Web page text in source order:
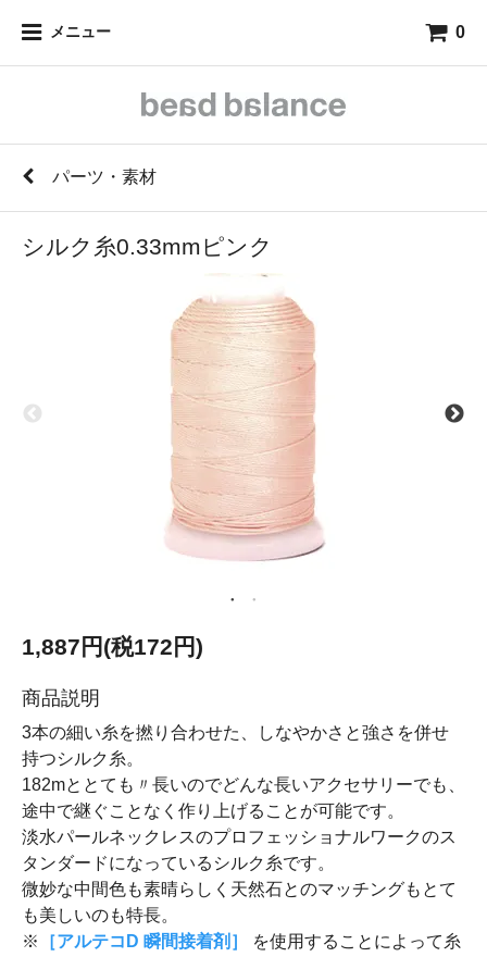
メニュー 0
パーツ・素材
シルク糸0.33mmピンク
1,887円(税172円)
商品説明
3本の細い糸を撚り合わせた、しなやかさと強さを併せ
持つシルク糸。
182mととても〃長いのでどんな長いアクセサリーでも、
途中で継ぐことなく作り上げることが可能です。
淡水パールネックレスのプロフェッショナルワークのス
タンダードになっているシルク糸です。
微妙な中間色も素晴らしく天然石とのマッチングもとて
も美しいのも特長。
※
［アルテコD 瞬間接着剤］
を使用することによって糸